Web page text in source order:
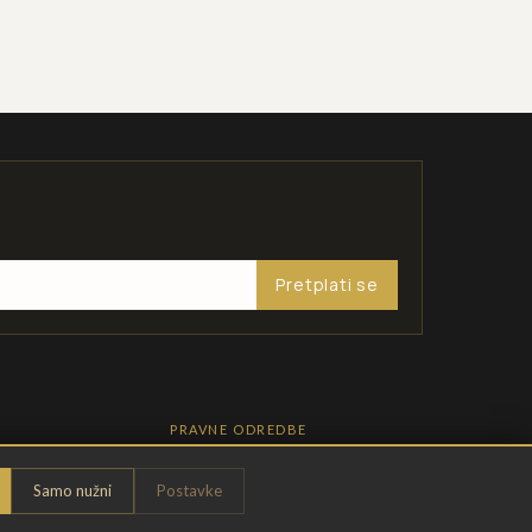
Samo nužni Postavke
Pretplati se
PRAVNE ODREDBE
Pravila privatnosti
Opći uvjeti